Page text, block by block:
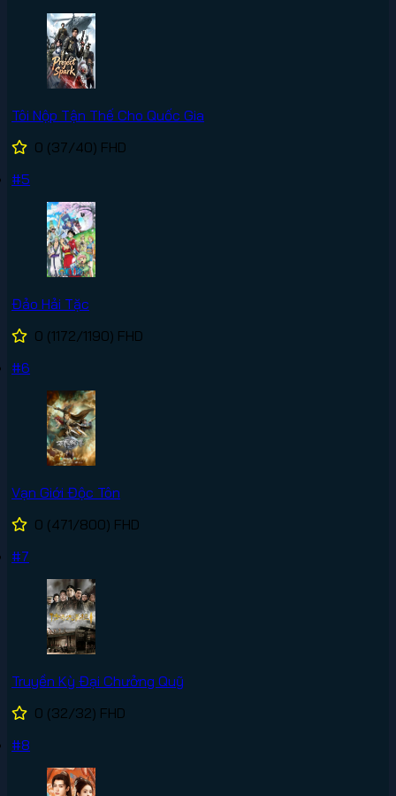
Tôi Nộp Tận Thế Cho Quốc Gia
0 (37/40) FHD
#5
Đảo Hải Tặc
0 (1172/1190) FHD
#6
Vạn Giới Độc Tôn
0 (471/800) FHD
#7
Truyền Kỳ Đại Chưởng Quỹ
0 (32/32) FHD
#8